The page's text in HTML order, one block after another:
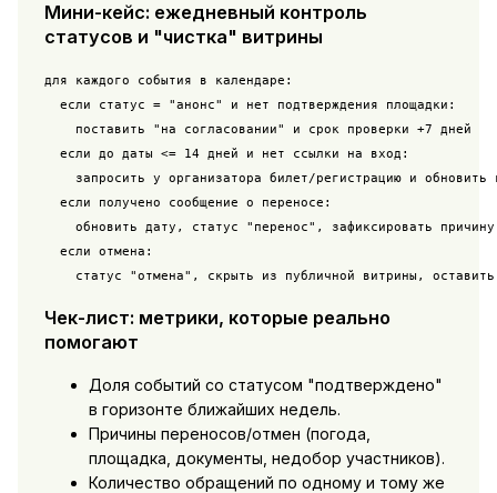
Мини-кейс: ежедневный контроль
статусов и "чистка" витрины
для каждого события в календаре:
  если статус = "анонс" и нет подтверждения площадки:
    поставить "на согласовании" и срок проверки +7 дней
  если до даты <= 14 дней и нет ссылки на вход:
запросить у организатора билет/регистрацию и обновить
  если получено сообщение о переносе:
обновить дату, статус "перенос", зафиксировать
  если отмена:
статус "отмена", скрыть из публичной витрины,
Чек-лист: метрики, которые реально
помогают
Доля событий со статусом "подтверждено"
в горизонте ближайших недель.
Причины переносов/отмен (погода,
площадка, документы, недобор участников).
Количество обращений по одному и тому же